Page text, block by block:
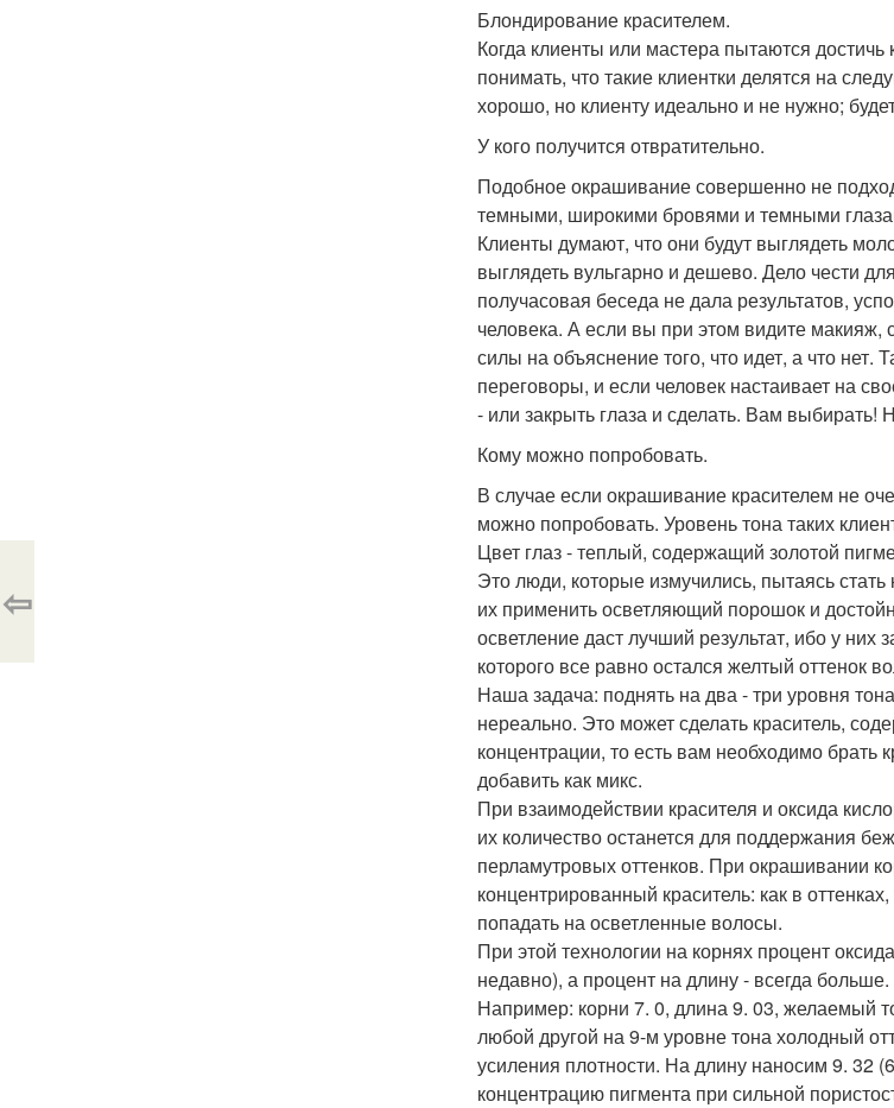
Блондирование красителем.
Когда клиенты или мастера пытаются
понимать, что такие клиентки делятся на
хорошо, но клиенту идеально и не нужно;
У кого получится отвратительно.
Подобное окрашивание совершенно не
темными, широкими бровями и темными
Клиенты думают, что они будут выглядеть
выглядеть вульгарно и дешево. Дело чести
получасовая беседа не дала результатов,
человека. А если вы при этом видите
силы на объяснение того, что идет, а что
переговоры, и если человек настаивает на
- или закрыть глаза и сделать. Вам выбирать!
Кому можно попробовать.
В случае если окрашивание красителем не
можно попробовать. Уровень тона таких
Цвет глаз - теплый, содержащий золотой
Это люди, которые измучились, пытаясь
их применить осветляющий порошок и
осветление даст лучший результат, ибо у
которого все равно остался желтый оттенок
Наша задача: поднять на два - три уровня
нереально. Это может сделать краситель,
концентрации, то есть вам необходимо
добавить как микс.
При взаимодействии красителя и оксида
их количество останется для поддержания
перламутровых оттенков. При окрашивании
концентрированный краситель: как в
попадать на осветленные волосы.
При этой технологии на корнях процент
недавно), а процент на длину - всегда
Например: корни 7. 0, длина 9. 03, желаемый
любой другой на 9-м уровне тона холодный
усиления плотности. На длину наносим 9. 32
концентрацию пигмента при сильной
⇦